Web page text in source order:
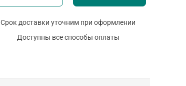
Срок доставки уточним при оформлении
Доступны все способы оплаты